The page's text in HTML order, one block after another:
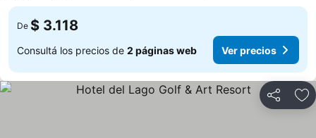
De $ 3.118
Consultá los precios de 2 páginas web Ver precios
Compartir